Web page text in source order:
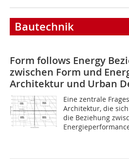
Bautechnik
Form follows Energy
zwischen Form und
Architektur und Urban
Eine zentrale
Architektur, die
die Beziehung